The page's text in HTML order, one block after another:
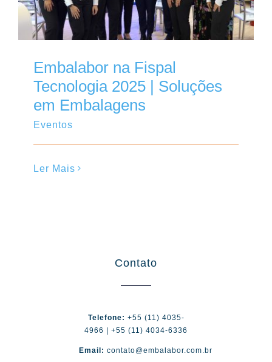
Embalabor na Fispal
Tecnologia 2025 | Soluções
em Embalagens
Eventos
Ler Mais
Contato
Telefone: +55 (11) 4035-
4966 | +55 (11) 4034-6336
Email: contato@embalabor.com.br